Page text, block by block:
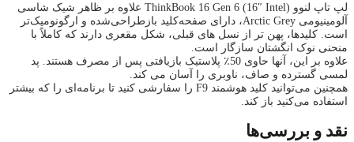
لپ تاپ لنوو ThinkBook 16 Gen 6 (16″ Intel) علاوه بر ظاهر شیک شاسی
آلومینیومی Arctic Grey، دارای صفحه‌کلید بازطراحی‌شده و ارگونومیک‌تر
است. کلیدها، پهن تر از نسل های قبلی، شکل مقعری دارند که کاملاً با
منحنی نوک انگشتان سازگار است.
علاوه بر این، آنها حاوی 50٪ پلاستیک بازیافتی پس از مصرف هستند. پد
لمسی گسترده و صاف، ناوبری را آسان می کند.
همچنین می‌توانید کلید هوشمند F9 را سفارشی کنید تا برنامه‌ای را که بیشتر
استفاده می‌کنید باز کند.
نقد و بررسی‌ها